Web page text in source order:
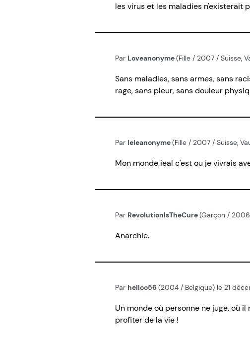
les virus et les maladies n'existerait
Par Loveanonyme(Fille / 2007 / Suisse,
Sans maladies, sans armes, sans
rage, sans pleur, sans douleur
Par leleanonyme(Fille / 2007 / Suisse,
Mon monde ieal c'est ou je vivrais
Par RevolutionIsTheCure(Garçon / 2006
Anarchie.
Par helloo56 (2004 / Belgique) le 21
Un monde où personne ne juge, où
profiter de la vie !